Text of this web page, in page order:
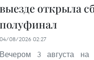
выезде открыла
полуфинал
04/08/2026 02:27
Вечером 3 августа на